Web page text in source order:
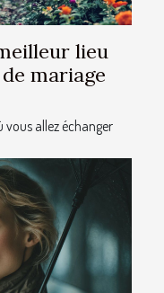
lieu
mariage
vous allez échanger